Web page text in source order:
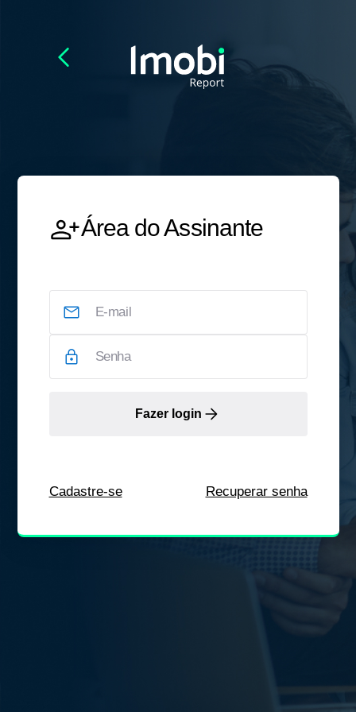
Área do Assinante
Fazer login
Cadastre-se Recuperar senha